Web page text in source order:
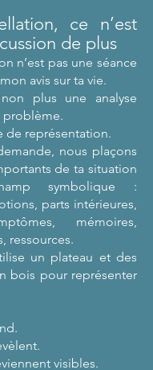
ce n’est
de plus
n’est pas une séance
avis sur ta vie.
plus une analyse
problème.
de représentation.
nous plaçons
de ta situation
symbolique :
parts intérieures,
mémoires,
ressources.
un plateau et des
bois pour représenter
visibles.